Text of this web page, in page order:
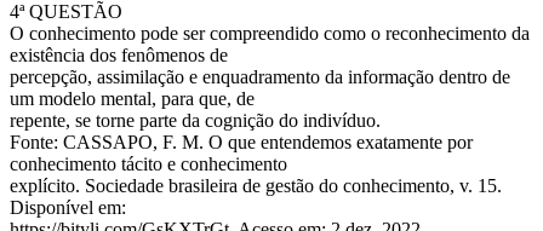
4ª QUESTÃO
O conhecimento pode ser compreendido como o reconhecimento da
existência dos fenômenos de
percepção, assimilação e enquadramento da informação dentro de
um modelo mental, para que, de
repente, se torne parte da cognição do indivíduo.
Fonte: CASSAPO, F. M. O que entendemos exatamente por
conhecimento tácito e conhecimento
explícito. Sociedade brasileira de gestão do conhecimento, v. 15.
Disponível em: